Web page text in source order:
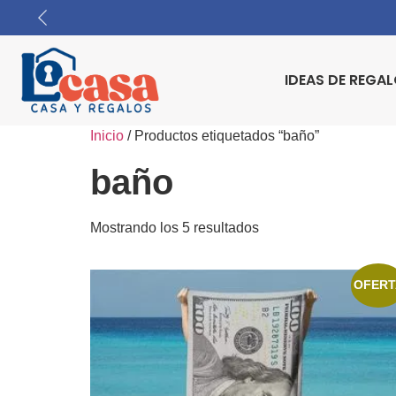
IDEAS DE
Inicio / Productos etiquetados “baño”
baño
Mostrando los 5 resultados